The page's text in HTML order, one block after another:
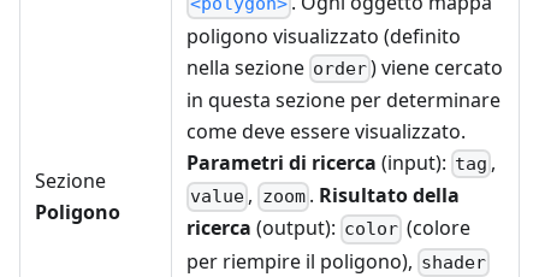
Sezione
Poligono
<polygon>
poligono visualizzato (definito
nella sezione order) viene cercato
in questa sezione per determinare
come deve essere visualizzato.
Parametri di ricerca (input): tag ,
value , zoom. Risultato della
ricerca (output): color (colore
per riempire il poligono), shader